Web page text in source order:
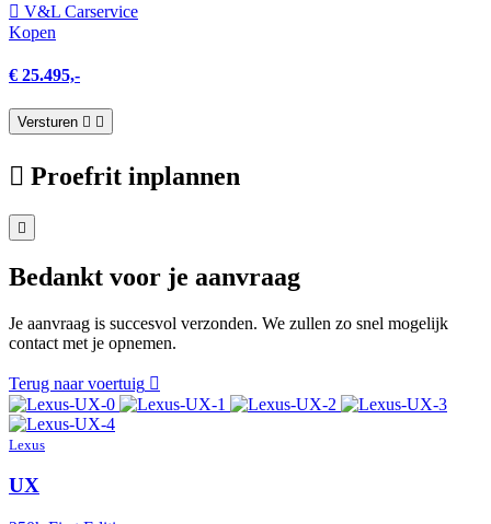
V&L Carservice
Kopen
€ 25.495,-
Versturen
Proefrit inplannen
Bedankt voor je aanvraag
Je aanvraag is succesvol verzonden. We zullen zo snel mogelijk
contact met je opnemen.
Terug naar voertuig
Lexus
UX